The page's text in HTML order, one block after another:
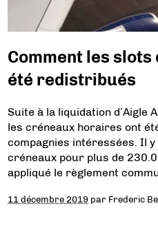
Comment les slots
été redistribués
Suite à la liquidation d’Aigle
les créneaux horaires ont
compagnies intéressées. Il
créneaux pour plus de
appliqué le règlement
11 décembre 2019 par Frederic